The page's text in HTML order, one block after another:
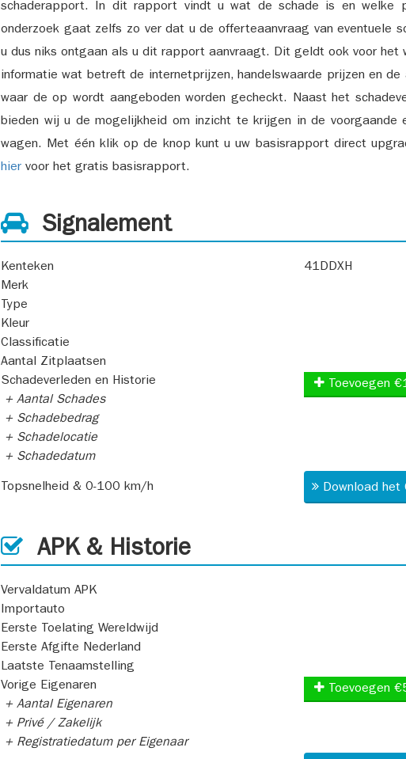
schaderapport. In dit rapport vindt u wat de schade is en welke
onderzoek gaat zelfs zo ver dat u de offerteaanvraag van eventuele
u dus niks ontgaan als u dit rapport aanvraagt. Dit geldt ook voor
informatie wat betreft de internetprijzen, handelswaarde prijzen en
waar de op wordt aangeboden worden gecheckt. Naast het
bieden wij u de mogelijkheid om inzicht te krijgen in de voorgaande
wagen. Met één klik op de knop kunt u uw basisrapport direct
hier voor het gratis basisrapport.
Signalement
Kenteken
41DDXH
Merk
Type
Kleur
Classificatie
Aantal Zitplaatsen
Schadeverleden en Historie
+ Aantal Schades
+ Schadebedrag
+ Schadelocatie
+ Schadedatum
Toevoegen
Topsnelheid & 0-100 km/h Download
APK & Historie
Vervaldatum APK
Importauto
Eerste Toelating Wereldwijd
Eerste Afgifte Nederland
Laatste Tenaamstelling
Vorige Eigenaren
+ Aantal Eigenaren
+ Privé / Zakelijk
+ Registratiedatum per Eigenaar
Toevoegen